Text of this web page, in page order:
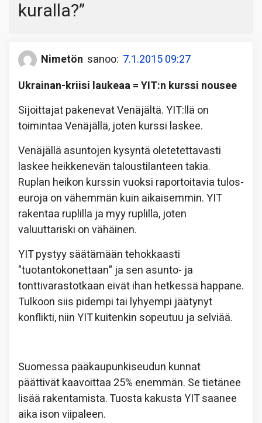
kuralla?”
Nimetön sanoo: 7.1.2015 09:27
Ukrainan-kriisi laukeaa = YIT:n kurssi nousee
Sijoittajat pakenevat Venäjältä. YIT:llä on
toimintaa Venäjällä, joten kurssi laskee.
Venäjällä asuntojen kysyntä oletetettavasti
laskee heikkenevän taloustilanteen takia.
Ruplan heikon kurssin vuoksi raportoitavia tulos-
euroja on vähemmän kuin aikaisemmin. YIT
rakentaa ruplilla ja myy ruplilla, joten
valuuttariski on vähäinen.
YIT pystyy säätämään tehokkaasti
"tuotantokonettaan" ja sen asunto- ja
tonttivarastotkaan eivät ihan hetkessä happane.
Tulkoon siis pidempi tai lyhyempi jäätynyt
konflikti, niin YIT kuitenkin sopeutuu ja selviää.
Suomessa pääkaupunkiseudun kunnat
päättivät kaavoittaa 25% enemmän. Se tietänee
lisää rakentamista. Tuosta kakusta YIT saanee
aika ison viipaleen.